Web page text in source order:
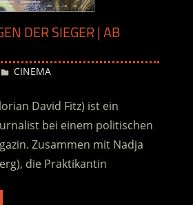
DER SIEGER | AB
Desiree
CINEMA
David Fitz) ist ein
bei einem politischen
Zusammen mit Nadja
die Praktikantin